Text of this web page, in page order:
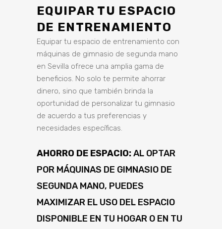
EQUIPAR TU ESPACIO
DE ENTRENAMIENTO
Equipar tu espacio de entrenamiento con
máquinas de gimnasio de segunda mano
en Sevilla ofrece una amplia gama de
beneficios. No solo te permite ahorrar
dinero, sino que también brinda la
oportunidad de personalizar tu gimnasio
de acuerdo a tus preferencias y
necesidades específicas.
AHORRO DE ESPACIO:AL OPTAR
POR MÁQUINAS DE GIMNASIO DE
SEGUNDA MANO, PUEDES
MAXIMIZAR EL USO DEL ESPACIO
DISPONIBLE EN TU HOGAR O EN TU